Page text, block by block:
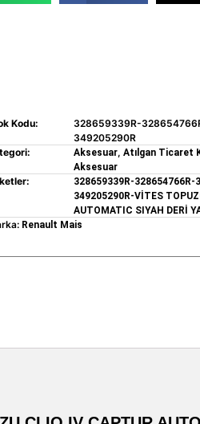
Kodu:
328659339R-
349205290R
Aksesuar,Atılgan Ticaret
Aksesuar
328659339R-328654766R-
349205290R-VİTES
AUTOMATIC SIYAH DERİ
Renault Mais